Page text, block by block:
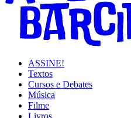
ASSINE!
Textos
Cursos e Debates
Música
Filme
Livros